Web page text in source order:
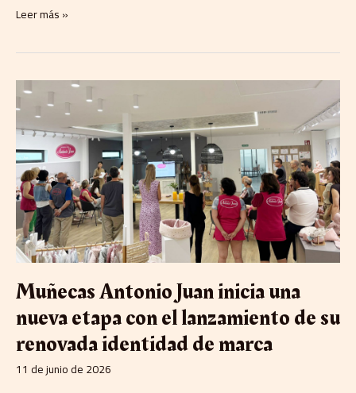
Leer más »
Muñecas Antonio Juan inicia una
nueva etapa con el lanzamiento de su
renovada identidad de marca
11 de junio de 2026
Muñecas
Antonio
inicia
una
nueva
etapa
con
el
lanzamiento
de
su
renovada
identidad
de
marca